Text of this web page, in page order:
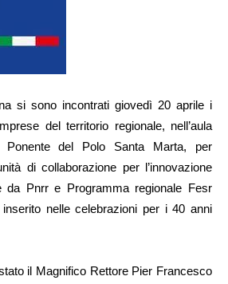
si sono incontrati giovedì 20 aprile i
del territorio regionale, nell’aula
del Polo Santa Marta, per
di collaborazione per l’innovazione
da Pnrr e Programma regionale Fesr
inserito nelle celebrazioni per i 40 anni
il Magnifico Rettore Pier Francesco